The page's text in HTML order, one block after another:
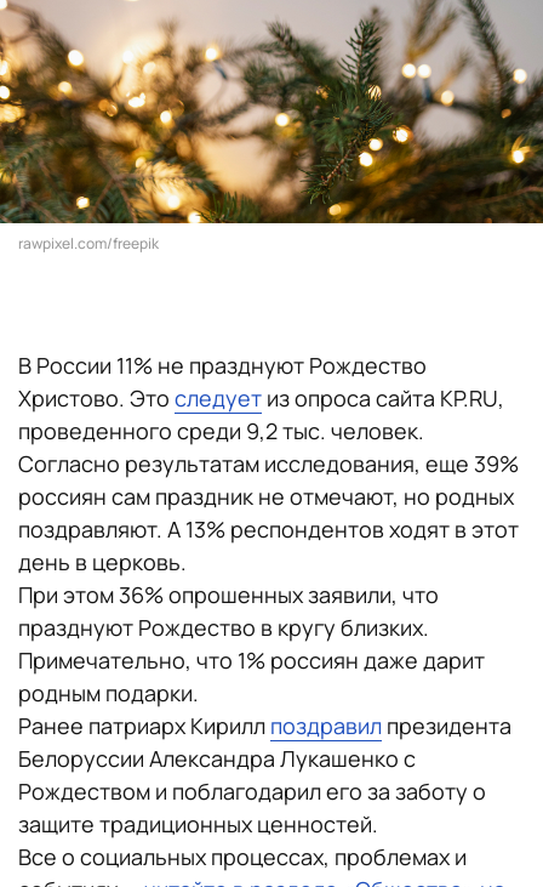
rawpixel.com/freepik
В России 11% не празднуют Рождество
Христово. Это следует из опроса сайта KP.RU,
проведенного среди 9,2 тыс. человек.
Согласно результатам исследования, еще 39%
россиян сам праздник не отмечают, но родных
поздравляют. А 13% респондентов ходят в этот
день в церковь.
При этом 36% опрошенных заявили, что
празднуют Рождество в кругу близких.
Примечательно, что 1% россиян даже дарит
родным подарки.
Ранее патриарх Кирилл поздравил президента
Белоруссии Александра Лукашенко с
Рождеством и поблагодарил его за заботу о
защите традиционных ценностей.
Все о социальных процессах, проблемах и